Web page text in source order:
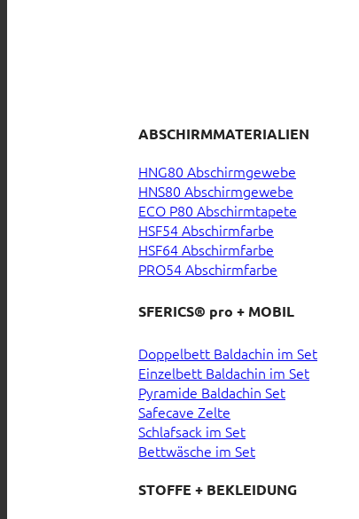
ABSCHIRMMATERIALIEN
HNG80 Abschirmgewebe
HNS80 Abschirmgewebe
ECO P80 Abschirmtapete
HSF54 Abschirmfarbe
HSF64 Abschirmfarbe
PRO54 Abschirmfarbe
SFERICS® pro + MOBIL
Doppelbett Baldachin im Set
Einzelbett Baldachin im Set
Pyramide Baldachin Set
Safecave Zelte
Schlafsack im Set
Bettwäsche im Set
STOFFE + BEKLEIDUNG